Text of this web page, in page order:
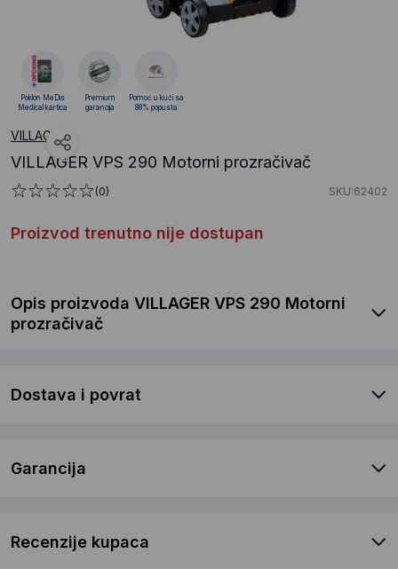
VILLAGER
VILLAGER VPS 290 Motorni prozračivač
(0) SKU:62402
Proizvod trenutno nije dostupan
Poklon MeDis
Medical kartica
Premium
garancija
Pomoć u kući sa
88% popusta
Opis proizvoda VILLAGER VPS 290 Motorni
prozračivač
Dostava i povrat
Garancija
Recenzije kupaca